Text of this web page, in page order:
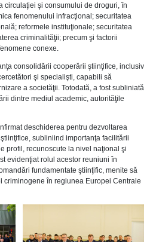
circulaţiei şi consumului de droguri, în
fenomenului infracţional; securitatea
reformele instituţionale; securitatea
criminalităţii; precum şi factorii
conexe.
consolidării cooperării ştiinţifice, inclusiv
şi specialişti, capabili să
a societăţii. Totodată, a fost subliniată
dintre mediul academic, autorităţile
deschiderea pentru dezvoltarea
subliniind importanţa facilitării
profil, recunoscute la nivel naţional şi
evidenţiat rolul acestor reuniuni în
fundamentate ştiinţific, menite să
criminogene în regiunea Europei Centrale